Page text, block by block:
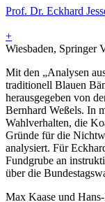
Prof. Dr. Eckhard
+
Wiesbaden, Springer
Mit den „Analysen
traditionell Blauen
herausgegeben von
Bernhard Weßels. In
Wahlverhalten, die
Gründe für die
analysiert. Für
Fundgrube an
über die
Max Kaase und